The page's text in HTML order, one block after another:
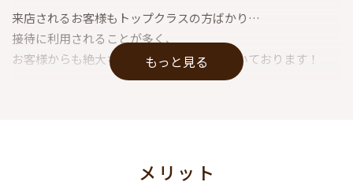
来店されるお客様もトップクラスの方ばかり…
接待に利用されることが多く、
お客様からも絶大なる信頼を寄せていただいております！
もっと見る
メリット